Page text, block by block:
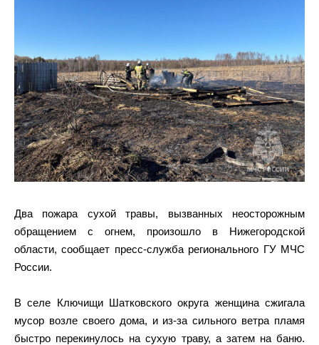
Два пожара сухой травы, вызванных неосторожным
обращением с огнем, произошло в Нижегородской
области, сообщает пресс-служба регионального ГУ МЧС
России.
В селе Ключищи Шатковского округа женщина сжигала
мусор возле своего дома, и из-за сильного ветра пламя
быстро перекинулось на сухую траву, а затем на баню.